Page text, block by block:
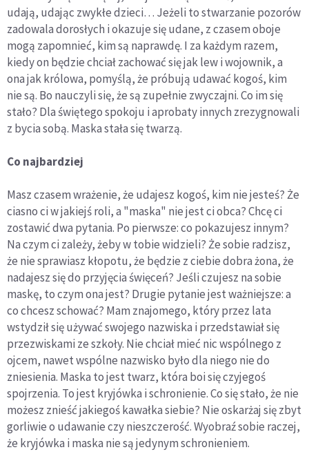
udają, udając zwykłe dzieci… Jeżeli to stwarzanie pozorów
zadowala dorosłych i okazuje się udane, z czasem oboje
mogą zapomnieć, kim są naprawdę. I za każdym razem,
kiedy on będzie chciał zachować się jak lew i wojownik, a
ona jak królowa, pomyślą, że próbują udawać kogoś, kim
nie są. Bo nauczyli się, że są zupełnie zwyczajni. Co im się
stało? Dla świętego spokoju i aprobaty innych zrezygnowali
z bycia sobą. Maska stała się twarzą.
Co najbardziej
Masz czasem wrażenie, że udajesz kogoś, kim nie jesteś? Że
ciasno ci w jakiejś roli, a "maska" nie jest ci obca? Chcę ci
zostawić dwa pytania. Po pierwsze: co pokazujesz innym?
Na czym ci zależy, żeby w tobie widzieli? Że sobie radzisz,
że nie sprawiasz kłopotu, że będzie z ciebie dobra żona, że
nadajesz się do przyjęcia święceń? Jeśli czujesz na sobie
maskę, to czym ona jest? Drugie pytanie jest ważniejsze: a
co chcesz schować? Mam znajomego, który przez lata
wstydził się używać swojego nazwiska i przedstawiał się
przezwiskami ze szkoły. Nie chciał mieć nic wspólnego z
ojcem, nawet wspólne nazwisko było dla niego nie do
zniesienia. Maska to jest twarz, która boi się czyjegoś
spojrzenia. To jest kryjówka i schronienie. Co się stało, że nie
możesz znieść jakiegoś kawałka siebie? Nie oskarżaj się zbyt
gorliwie o udawanie czy nieszczerość. Wyobraź sobie raczej,
że kryjówka i maska nie są jedynym schronieniem.